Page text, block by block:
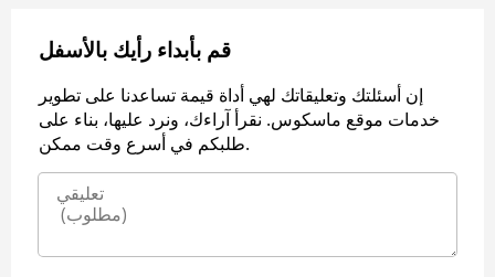
قم بأبداء رأيك بالأسفل
إن أسئلتك وتعليقاتك لهي أداة قيمة تساعدنا على تطوير
خدمات موقع ماسكوس. نقرأ آراءك، ونرد عليها، بناء على
طلبكم في أسرع وقت ممكن.